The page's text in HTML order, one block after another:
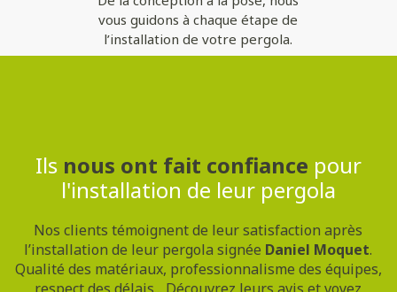
vous guidons à chaque étape de
l’installation de votre pergola.
Ils nous ont fait confiance pour
l'installation de leur pergola
Nos clients témoignent de leur satisfaction après
l’installation de leur pergola signée Daniel Moquet.
Qualité des matériaux, professionnalisme des équipes,